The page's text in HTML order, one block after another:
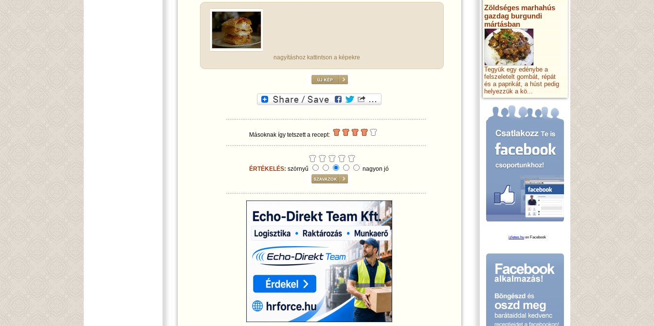
nagyításhoz kattintson a képekre
Másoknak így tetszett a recept:
ÉRTÉKELÉS: szörnyű nagyon jó
Zöldséges marhahús
gazdag burgundi
mártásban
Tegyük egy edénybe a
felszeletelt gombát, répát
és a paprikát, a húst pedig
helyezzük a kö...
izletes.hu on Facebook